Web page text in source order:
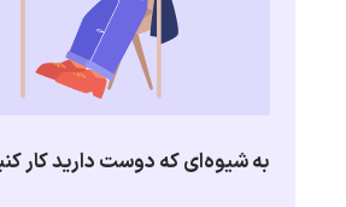
به شیوه‌ای که دوست دارید کار